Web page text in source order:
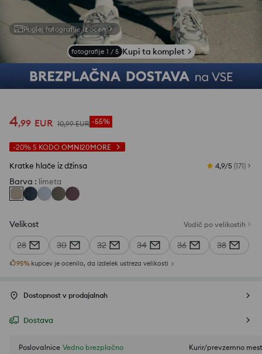
Poglej fotografije iz ocen
fotografije 1 / 5 Kupi ta komplet
4,99 EUR 10,99 EUR -55%
-20% S KODO OMNI20MORE
Kratke hlače iz džinsa 4,9/5 (171)
Barva : limeta
Velikost Vodič po velikostih
28 30 32 34 36 38
95% kupcev je ocenilo, da izdelek ustreza velikosti
Dostopnost v prodajalnah
Dostava
Poslovalnice Vedno brezplačno
Kurir/prevzemno